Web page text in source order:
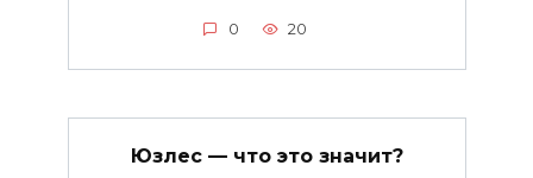
0 20
Юзлес — что это значит?